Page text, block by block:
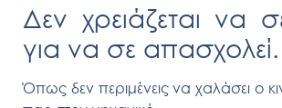
Δεν χρειάζεται να
για να σε απασχολεί.
Όπως δεν περιμένεις να χαλάσει ο